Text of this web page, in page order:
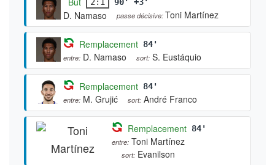
D. Namaso passe décisive:Toni Martínez
Remplacement 84'
entre: D. Namaso sort: S. Eustáquio
Remplacement 84'
entre: M. Grujić sort: André Franco
Remplacement 84'
entre: Toni Martínez
sort: Evanilson